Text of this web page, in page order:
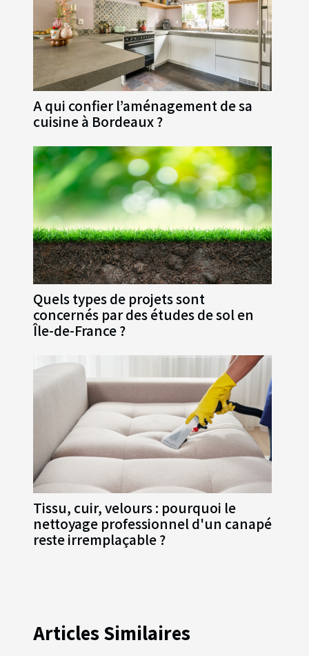
A qui confier l’aménagement de sa
cuisine à Bordeaux ?
Quels types de projets sont
concernés par des études de sol en
Île-de-France ?
Tissu, cuir, velours : pourquoi le
nettoyage professionnel d'un canapé
reste irremplaçable ?
Articles Similaires